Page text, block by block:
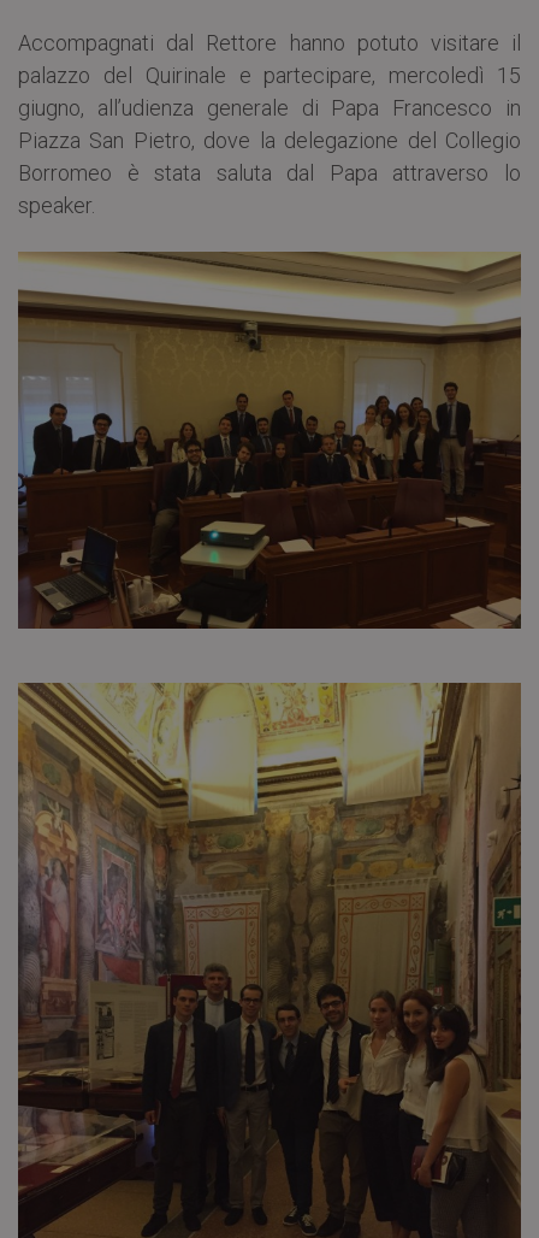
Accompagnati dal Rettore hanno potuto visitare il
palazzo del Quirinale e partecipare, mercoledì 15
giugno, all’udienza generale di Papa Francesco in
Piazza San Pietro, dove la delegazione del Collegio
Borromeo è stata saluta dal Papa attraverso lo
speaker.